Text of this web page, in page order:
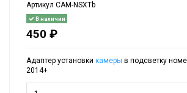
Артикул CAM-NSXTb
В наличии
450 ₽
Адаптер установки камеры в подсветку
2014+